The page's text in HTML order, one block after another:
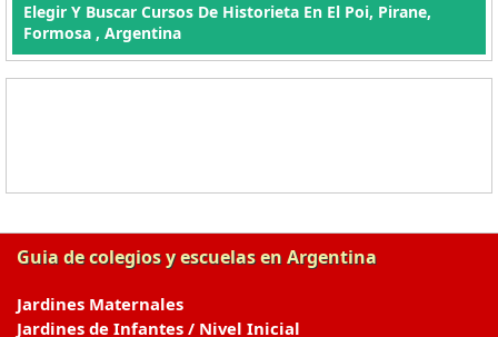
Elegir Y Buscar Cursos De Historieta En El Poi, Pirane,
Formosa , Argentina
Guia de colegios y escuelas en Argentina
Jardines Maternales
Jardines de Infantes / Nivel Inicial